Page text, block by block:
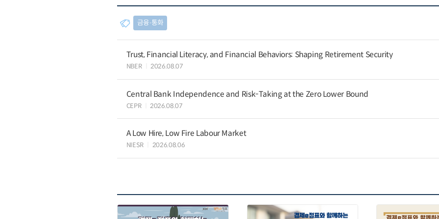
금융∙통화
Trust, Financial Literacy, and Financial Behaviors: Shaping Retirement Security
NBER 2026.08.07
Central Bank Independence and Risk-Taking at the Zero Lower Bound
CEPR 2026.08.07
A Low Hire, Low Fire Labour Market
NIESR 2026.08.06